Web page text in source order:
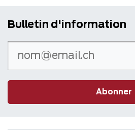
Bulletin d'information
Abonner